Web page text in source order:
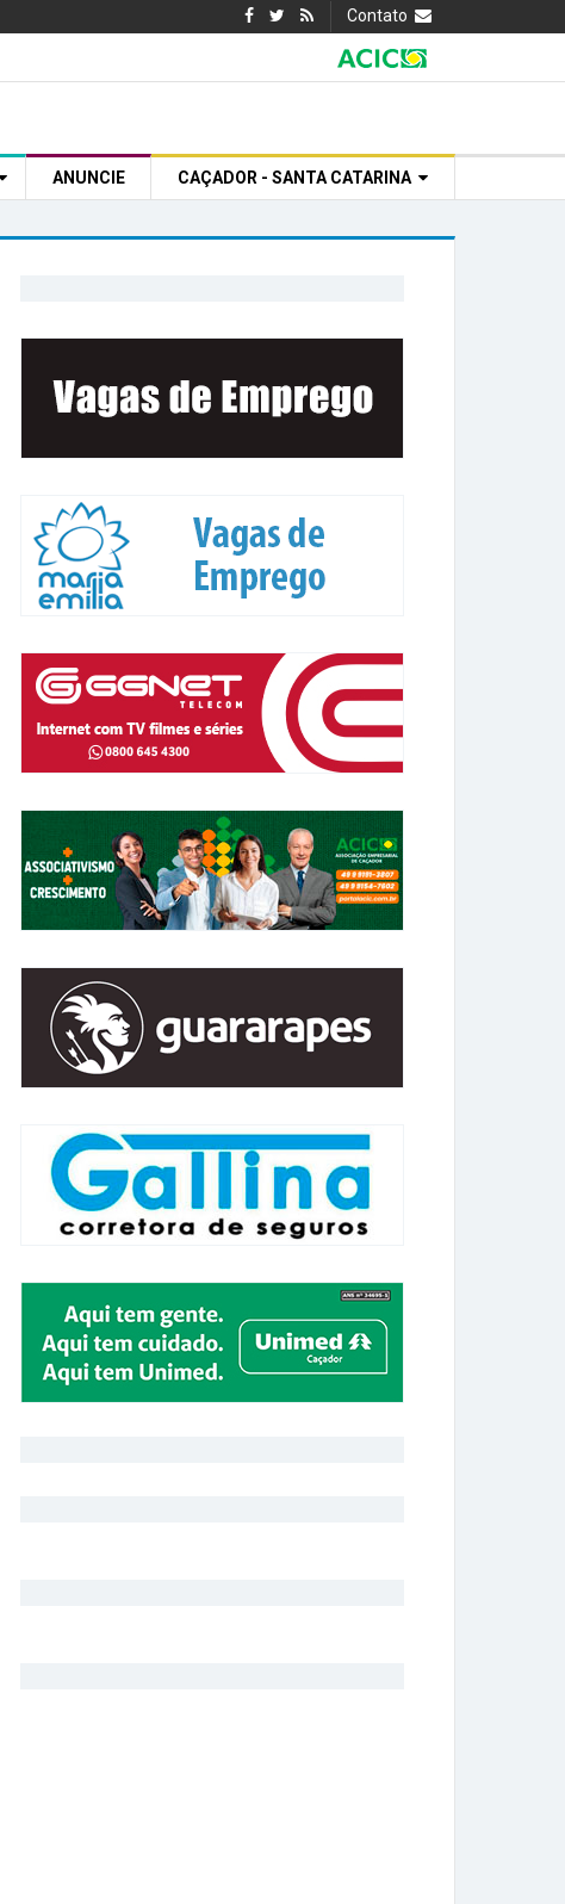
Contato
ANUNCIE CAÇADOR - SANTA CATARINA